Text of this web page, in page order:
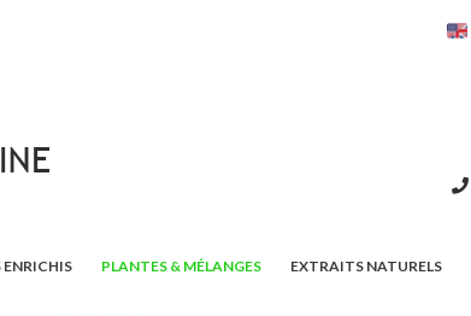
PLANTES & MÉLANGES EXTRAITS NATURELS